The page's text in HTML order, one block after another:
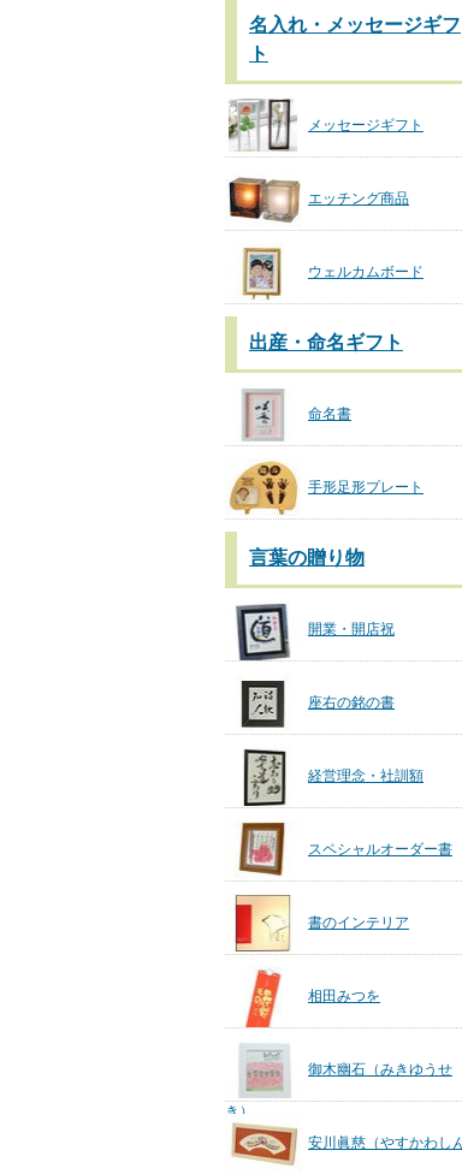
名入れ・メッセージギフ
ト
メッセージギフト
エッチング商品
ウェルカムボード
出産・命名ギフト
命名書
手形足形プレート
言葉の贈り物
開業・開店祝
座右の銘の書
経営理念・社訓額
スペシャルオーダー書
書のインテリア
相田みつを
御木幽石（みきゆうせ
き）
安川眞慈（やすかわし